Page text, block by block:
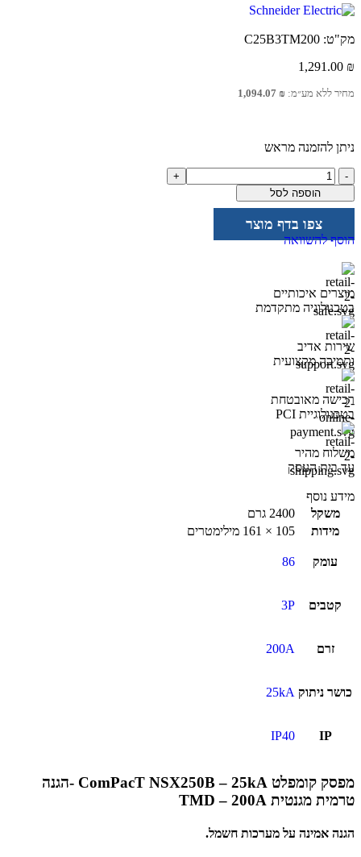
מק"ט: C25B3TM200
1,291.00 ₪
מחיר ללא מע״מ: 1,094.07 ₪
ניתן להזמנה מראש
הוספה לסל
צפו בדף מוצר
הוסף להשוואה
מוצרים איכותיים
בטכנולוגיה מתקדמת
שירות אדיב
ותמיכה מקצועית
רכישה מאובטחת
בטכנולוגיית PCI
משלוח מהיר
עד בית העסק
מידע נוסף
משקל
2400 גרם
מידות
105 × 161 מילימטרים
עומק 86
קטבים 3P
זרם 200A
כושר ניתוק 25kA
IP
IP40
מפסק קומפלט ComPacT NSX250B – 25kA -הגנה
טרמית מגנטית TMD – 200A
הגנה אמינה על מערכות חשמל.